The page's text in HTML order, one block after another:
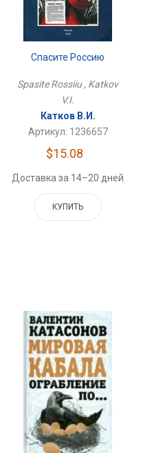
Спасите Россию
Spasite Rossiiu , Katkov
V.I.
Катков В.И.
Артикул: 1236657
$15.08
Доставка за 14–20 дней
КУПИТЬ